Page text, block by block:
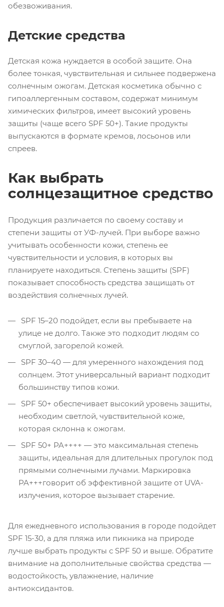
обезвоживания.
Детские средства
Детская кожа нуждается в особой защите. Она
более тонкая, чувствительная и сильнее подвержена
солнечным ожогам. Детская косметика обычно с
гипоаллергенным составом, содержат минимум
химических фильтров, имеет высокий уровень
защиты (чаще всего SPF 50+). Такие продукты
выпускаются в формате кремов, лосьонов или
спреев.
Как выбрать
солнцезащитное средство
Продукция различается по своему составу и
степени защиты от УФ-лучей. При выборе важно
учитывать особенности кожи, степень ее
чувствительности и условия, в которых вы
планируете находиться. Степень защиты (SPF)
показывает способность средства защищать от
воздействия солнечных лучей.
SPF 15–20 подойдет, если вы пребываете на
улице не долго. Также это подходит людям со
смуглой, загорелой кожей.
SPF 30–40 — для умеренного нахождения под
солнцем. Этот универсальный вариант подходит
большинству типов кожи.
SPF 50+ обеспечивает высокий уровень защиты,
необходим светлой, чувствительной коже,
которая склонна к ожогам.
SPF 50+ PA++++ — это максимальная степень
защиты, идеальная для длительных прогулок под
прямыми солнечными лучами. Маркировка
PA+++говорит об эффективной защите от UVA-
излучения, которое вызывает старение.
Для ежедневного использования в городе подойдет
SPF 15-30, а для пляжа или пикника на природе
лучше выбрать продукты с SPF 50 и выше. Обратите
внимание на дополнительные свойства средства —
водостойкость, увлажнение, наличие
антиоксидантов.